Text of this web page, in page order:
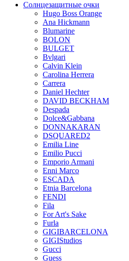
Солнцезащитные очки
Hugo Boss Orange
Ana Hickmann
Blumarine
BOLON
BULGET
Bvlgari
Calvin Klein
Carolina Herrera
Carrera
Daniel Hechter
DAVID BECKHAM
Despada
Dolce&Gabbana
DONNAKARAN
DSQUARED2
Emilia Line
Emilio Pucci
Emporio Armani
Enni Marco
ESCADA
Etnia Barcelona
FENDI
Fila
For Art's Sake
Furla
GIGIBARCELONA
GIGIStudios
Gucci
Guess